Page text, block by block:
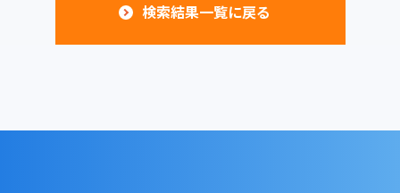
検索結果一覧に戻る